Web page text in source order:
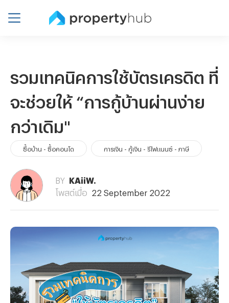
รวมเทคนิคการใช้บัตรเครดิต ที่
จะช่วยให้ “การกู้บ้านผ่านง่าย
กว่าเดิม"
ซื้อบ้าน - ซื้อคอนโด การเงิน - กู้เงิน - รีไฟแนนซ์ - ภาษี
BY
KAiiW.
โพสต์เมื่อ
22 September 2022